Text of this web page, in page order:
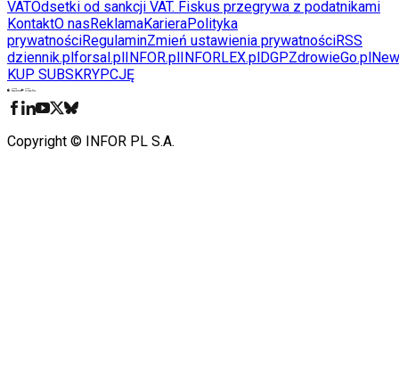
VATOdsetki od sankcji VAT. Fiskus przegrywa z podatnikami
KontaktO nasReklamaKarieraPolityka
prywatnościRegulaminZmień ustawienia prywatnościRSS
dziennik.plforsal.plINFOR.plINFORLEX.plDGPZdrowieGo.pl
KUP SUBSKRYPCJĘ
Copyright © INFOR PL S.A.